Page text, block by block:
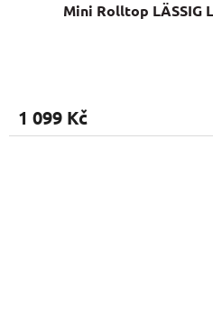
Mini Rolltop LÄSSIG
1 099 Kč